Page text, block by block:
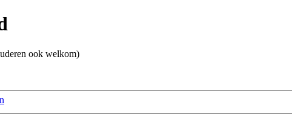
ook welkom)